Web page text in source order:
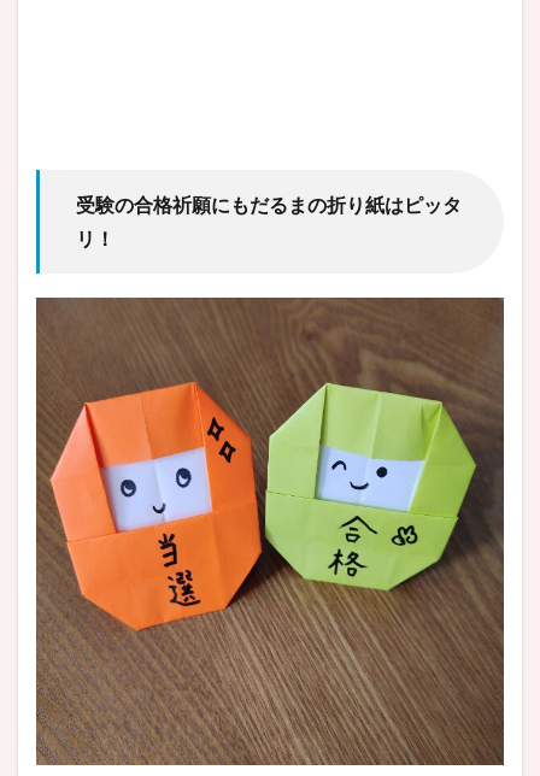
受験の合格祈願にもだるまの折り紙はピッタ
リ！